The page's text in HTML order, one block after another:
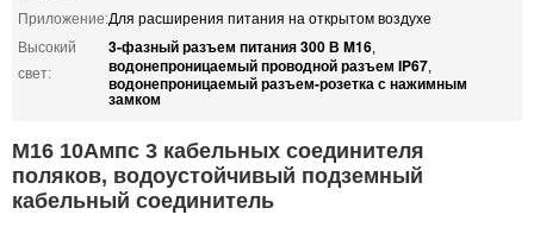
Приложение:Для расширения питания на открытом воздухе
Высокий
свет:
3-фазный разъем питания 300 В M16,
водонепроницаемый проводной разъем IP67,
водонепроницаемый разъем-розетка с нажимным
замком
М16 10Ампс 3 кабельных соединителя
поляков, водоустойчивый подземный
кабельный соединитель